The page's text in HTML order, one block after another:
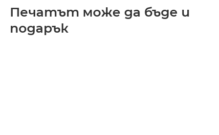
Печатът може да бъде и
подарък